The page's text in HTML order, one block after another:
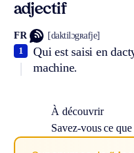
adjectif
FR [daktilɔgʀafje]
Qui est saisi en
machine.
1
À découvrir
Savez-vous ce